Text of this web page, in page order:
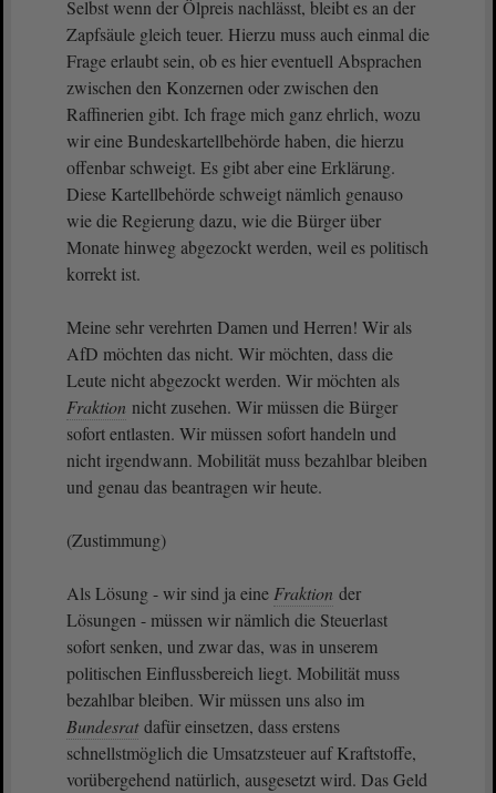
Selbst wenn der Ölpreis nachlässt, bleibt es an der
Zapfsäule gleich teuer. Hierzu muss auch einmal die
Frage erlaubt sein, ob es hier eventuell Absprachen
zwischen den Konzernen oder zwischen den
Raffinerien gibt. Ich frage mich ganz ehrlich, wozu
wir eine Bundeskartellbehörde haben, die hierzu
offenbar schweigt. Es gibt aber eine Erklärung.
Diese Kartellbehörde schweigt nämlich genauso
wie die Regierung dazu, wie die Bürger über
Monate hinweg abgezockt werden, weil es politisch
korrekt ist.
Meine sehr verehrten Damen und Herren! Wir als
AfD möchten das nicht. Wir möchten, dass die
Leute nicht abgezockt werden. Wir möchten als
Fraktion nicht zusehen. Wir müssen die Bürger
sofort entlasten. Wir müssen sofort handeln und
nicht irgendwann. Mobilität muss bezahlbar bleiben
und genau das beantragen wir heute.
(Zustimmung)
Als Lösung - wir sind ja eine Fraktion der
Lösungen - müssen wir nämlich die Steuerlast
sofort senken, und zwar das, was in unserem
politischen Einflussbereich liegt. Mobilität muss
bezahlbar bleiben. Wir müssen uns also im
Bundesrat dafür einsetzen, dass erstens
schnellstmöglich die Umsatzsteuer auf Kraftstoffe,
vorübergehend natürlich, ausgesetzt wird. Das Geld